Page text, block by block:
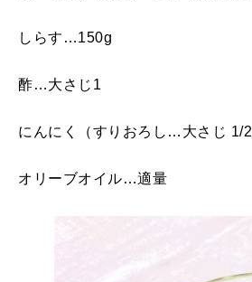
しらす…150g
酢…大さじ1
にんにく（すりおろし…大さじ 1/2
オリーブオイル…適量